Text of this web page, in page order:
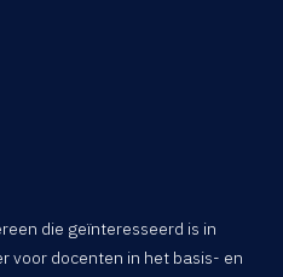
die geïnteresseerd is in
voor docenten in het basis- en